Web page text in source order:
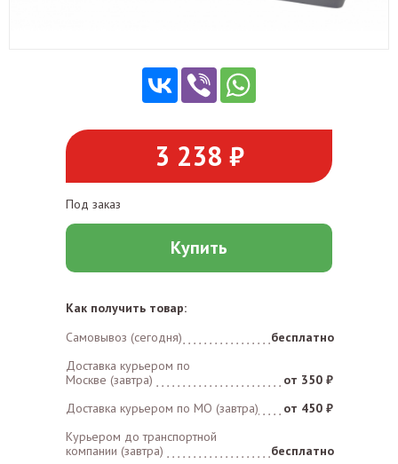
3 238 ₽
Под заказ
Купить
Как получить товар:
Самовывоз (сегодня)
бесплатно
Доставка курьером по
Москве (завтра)
от 350 ₽
Доставка курьером по MO (завтра)
от 450 ₽
Курьером до транспортной
компании (завтра)
бесплатно